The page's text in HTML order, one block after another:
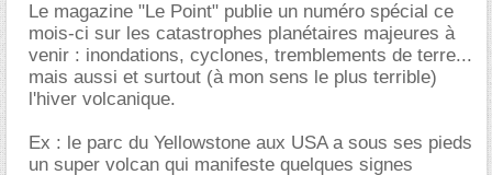
Le magazine "Le Point" publie un numéro spécial ce
mois-ci sur les catastrophes planétaires majeures à
venir : inondations, cyclones, tremblements de terre...
mais aussi et surtout (à mon sens le plus terrible)
l'hiver volcanique.
Ex : le parc du Yellowstone aux USA a sous ses pieds
un super volcan qui manifeste quelques signes